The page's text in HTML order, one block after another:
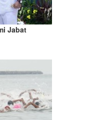
Jabat